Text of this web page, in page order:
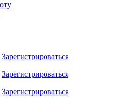
Зарегистрироваться
Зарегистрироваться
Зарегистрироваться